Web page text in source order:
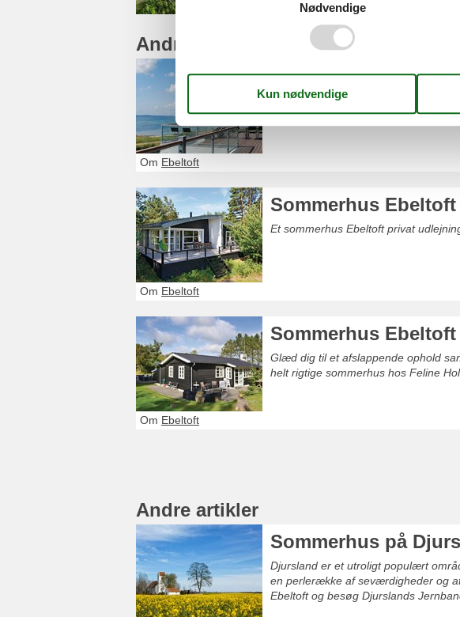
Andre artikler om Ebeltoft
Sommerhus
Glæd dig til et uforglemmeligt ophold
rigtige sommerhus her på siden.
Om Ebeltoft
Sommerhus
Et sommerhus Ebeltoft privat
Om Ebeltoft
Sommerhus
Glæd dig til et afslappende ophold
helt rigtige sommerhus hos Feline
Om Ebeltoft
Andre artikler
Sommerhus på
Djursland er et utroligt populært
en perlerække af seværdigheder og
Ebeltoft og besøg Djurslands
Nødvendige